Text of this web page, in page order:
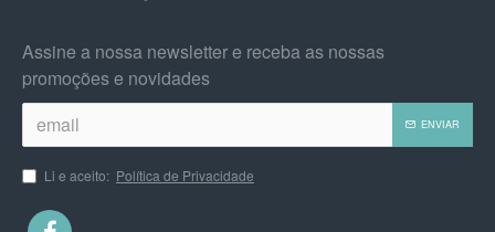
Assine a nossa newsletter e receba as nossas
promoções e novidades
ENVIAR
Li e aceito: Política de Privacidade